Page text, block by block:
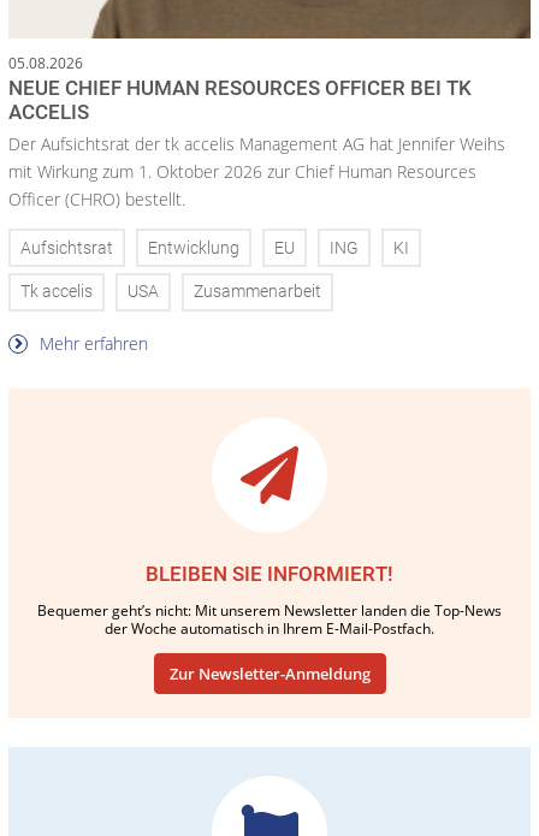
05.08.2026
NEUE CHIEF HUMAN RESOURCES OFFICER BEI TK
ACCELIS
Der Aufsichtsrat der tk accelis Management AG hat Jennifer Weihs
mit Wirkung zum 1. Oktober 2026 zur Chief Human Resources
Officer (CHRO) bestellt.
Aufsichtsrat Entwicklung EU ING KI
Tk accelis USA Zusammenarbeit
Mehr erfahren
BLEIBEN SIE INFORMIERT!
Bequemer geht’s nicht: Mit unserem Newsletter landen die Top-News
der Woche automatisch in Ihrem E-Mail-Postfach.
Zur Newsletter-Anmeldung